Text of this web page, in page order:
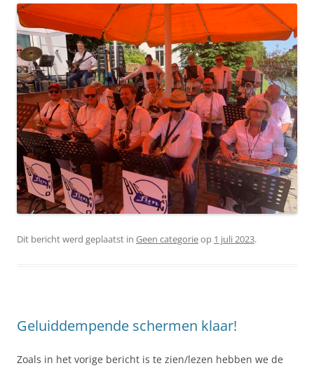
Dit bericht werd geplaatst in Geen categorieop 1 juli 2023.
Geluiddempende schermen klaar!
Zoals in het vorige bericht is te zien/lezen hebben we de